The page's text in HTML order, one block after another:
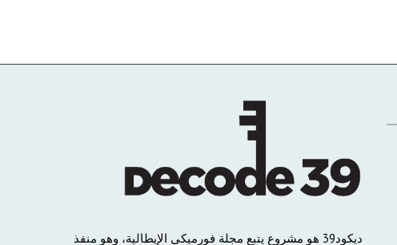
ديكود39 هو مشروع يتبع مجلة فورميكي الإيطالية، وهو منفذ